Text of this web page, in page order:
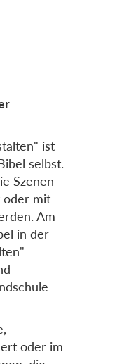
ist
selbst.
Szenen
oder mit
Am
in der
oder im